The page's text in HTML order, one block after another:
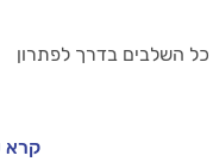
כל השלבים בדרך לפתרון
קרא